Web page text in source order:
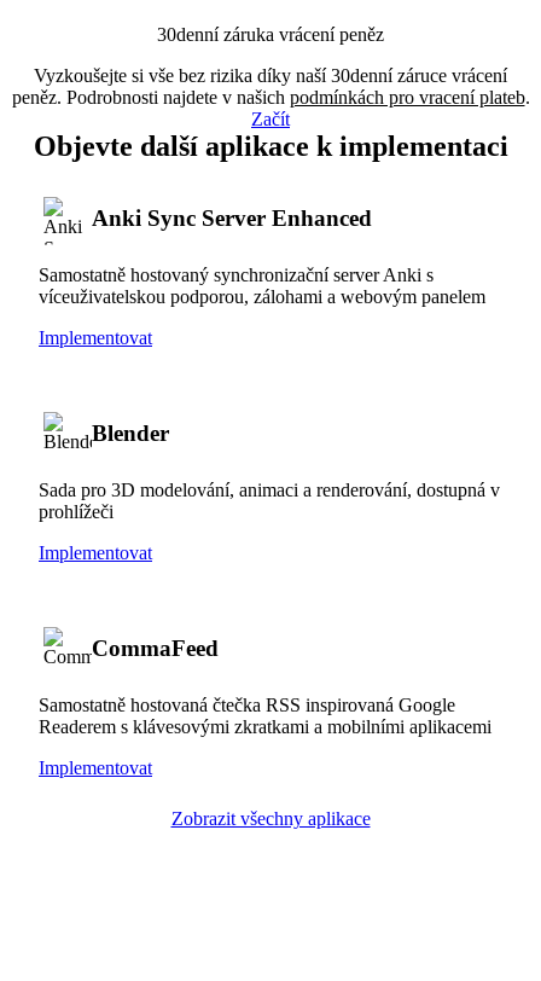
30denní záruka vrácení peněz
Vyzkoušejte si vše bez rizika díky naší 30denní záruce vrácení
peněz. Podrobnosti najdete v našich podmínkách pro vracení plateb.
Začít
Objevte další aplikace k implementaci
Anki Sync Server Enhanced
Samostatně hostovaný synchronizační server Anki s
víceuživatelskou podporou, zálohami a webovým panelem
Implementovat
Blender
Sada pro 3D modelování, animaci a renderování, dostupná v
prohlížeči
Implementovat
CommaFeed
Samostatně hostovaná čtečka RSS inspirovaná Google
Readerem s klávesovými zkratkami a mobilními aplikacemi
Implementovat
Zobrazit všechny aplikace